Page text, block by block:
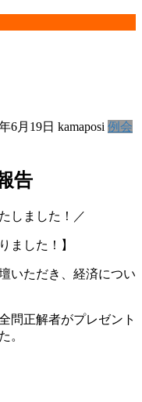
6月19日 kamaposi 例会
告
しました！／
ました！】
いただき、経済につい
問正解者がプレゼント
。